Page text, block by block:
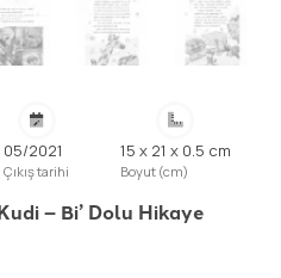
05/2021
Çıkış tarihi
15 x 21 x 0.5 cm
Boyut (cm)
– Bi’ Dolu Hikaye